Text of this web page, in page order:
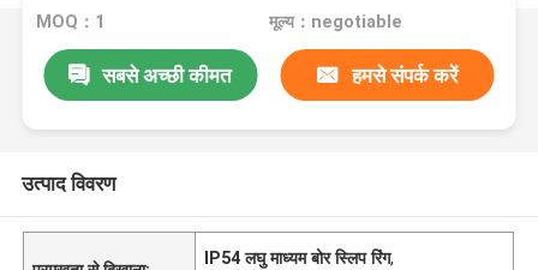
MOQ：1 मूल्य：negotiable
सबसे अच्छी कीमत हमसे संपर्क करें
उत्पाद विवरण
IP54 लघु माध्यम बोर स्लिप रिंग,